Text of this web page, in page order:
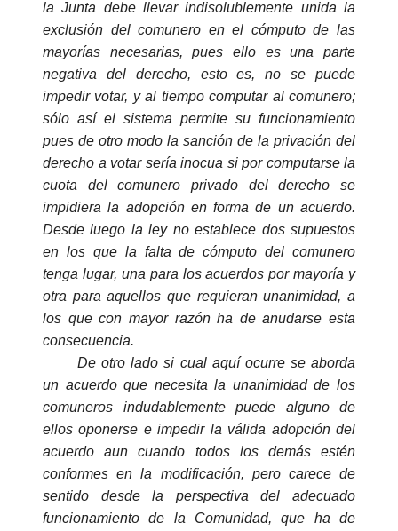
la Junta debe llevar indisolublemente unida la
exclusión del comunero en el cómputo de las
mayorías necesarias, pues ello es una parte
negativa del derecho, esto es, no se puede
impedir votar, y al tiempo computar al comunero;
sólo así el sistema permite su funcionamiento
pues de otro modo la sanción de la privación del
derecho a votar sería inocua si por computarse la
cuota del comunero privado del derecho se
impidiera la adopción en forma de un acuerdo.
Desde luego la ley no establece dos supuestos
en los que la falta de cómputo del comunero
tenga lugar, una para los acuerdos por mayoría y
otra para aquellos que requieran unanimidad, a
los que con mayor razón ha de anudarse esta
consecuencia.
De otro lado si cual aquí ocurre se aborda
un acuerdo que necesita la unanimidad de los
comuneros indudablemente puede alguno de
ellos oponerse e impedir la válida adopción del
acuerdo aun cuando todos los demás estén
conformes en la modificación, pero carece de
sentido desde la perspectiva del adecuado
funcionamiento de la Comunidad, que ha de